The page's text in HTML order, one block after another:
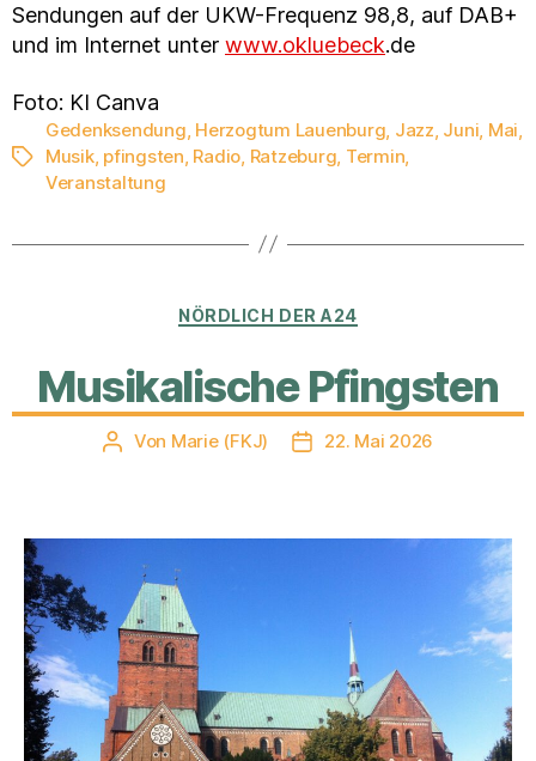
Sendungen auf der UKW-Frequenz 98,8, auf DAB+
und im Internet unter www.okluebeck.de
Foto: KI Canva
Schlagwörter
Gedenksendung, Herzogtum Lauenburg, Jazz, Juni, Mai,
Musik, pfingsten, Radio, Ratzeburg, Termin,
Veranstaltung
Kategorien
NÖRDLICH DER A24
Musikalische Pfingsten
Beitragsautor
Von Marie (FKJ) Veröffentlichungsdatum
22. Mai 2026